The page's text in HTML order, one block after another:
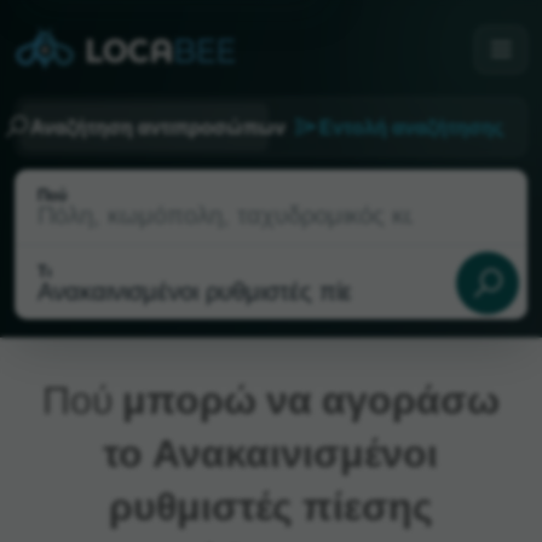
Αναζήτηση αντιπροσώπων Εντολή αναζήτησης
Πού
Τρέχουσα τοποθεσία
Πού μπορώ να αγοράσω
το Ανακαινισμένοι
ρυθμιστές πίεσης